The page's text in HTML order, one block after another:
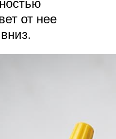
от нее